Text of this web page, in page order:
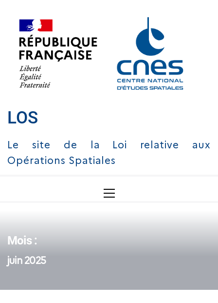
content
LOS
Le site de la Loi relative aux
Opérations Spatiales
Menu
Mois :
juin 2025